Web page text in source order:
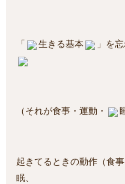
「 生きる基本 」を
（それが食事・運動・
起きてるときの動作（食
眠、